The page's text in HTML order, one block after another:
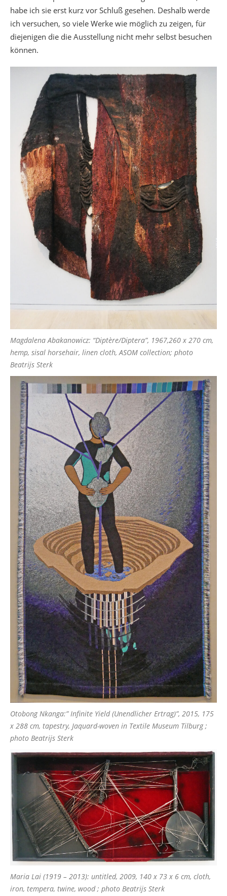
habe ich sie erst kurz vor Schluß gesehen. Deshalb werde
ich versuchen, so viele Werke wie möglich zu zeigen, für
diejenigen die die Ausstellung nicht mehr selbst besuchen
können.
Magdalena Abakanowicz: “Diptère/Diptera”, 1967,260 x 270 cm,
hemp, sisal horsehair, linen cloth, ASOM collection; photo
Beatrijs Sterk
Otobong Nkanga:” Infinite Yield (Unendlicher Ertrag)”, 2015, 175
x 288 cm, tapestry, Jaquard-woven in Textile Museum Tilburg ;
photo Beatrijs Sterk
Maria Lai (1919 – 2013): untitled, 2009, 140 x 73 x 6 cm, cloth,
iron, tempera, twine, wood ; photo Beatrijs Sterk